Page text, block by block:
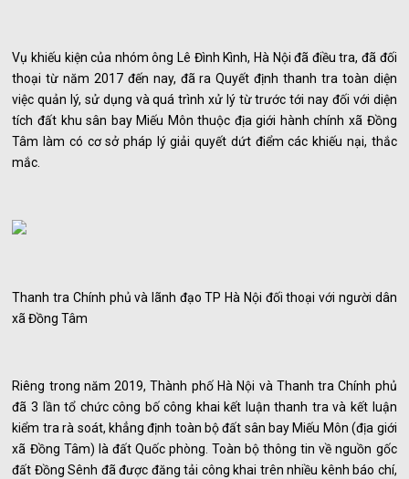
Vụ khiếu kiện của nhóm ông Lê Đình Kình, Hà Nội đã điều tra, đã đối
thoại từ năm 2017 đến nay, đã ra Quyết định thanh tra toàn diện
việc quản lý, sử dụng và quá trình xử lý từ trước tới nay đối với diện
tích đất khu sân bay Miếu Môn thuộc địa giới hành chính xã Đồng
Tâm làm có cơ sở pháp lý giải quyết dứt điểm các khiếu nại, thắc
mắc.
Thanh tra Chính phủ và lãnh đạo TP Hà Nội đối thoại với người dân
xã Đồng Tâm
Riêng trong năm 2019, Thành phố Hà Nội và Thanh tra Chính phủ
đã 3 lần tổ chức công bố công khai kết luận thanh tra và kết luận
kiểm tra rà soát, khẳng định toàn bộ đất sân bay Miếu Môn (địa giới
xã Đồng Tâm) là đất Quốc phòng. Toàn bộ thông tin về nguồn gốc
đất Đồng Sênh đã được đăng tải công khai trên nhiều kênh báo chí,